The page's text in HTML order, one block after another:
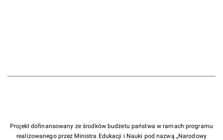
Projekt dofinansowany ze środków budżetu państwa w ramach programu
realizowanego przez Ministra Edukacji i Nauki pod nazwą „Narodowy